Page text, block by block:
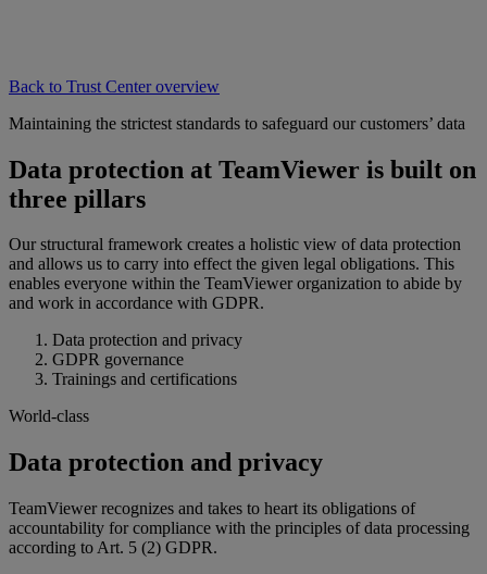
Back to Trust Center overview
Maintaining the strictest standards to safeguard our customers’ data
Data protection at TeamViewer is built on
three pillars
Our structural framework creates a holistic view of data protection
and allows us to carry into effect the given legal obligations. This
enables everyone within the TeamViewer organization to abide by
and work in accordance with GDPR.
Data protection and privacy
GDPR governance
Trainings and certifications
World-class
Data protection and privacy
TeamViewer recognizes and takes to heart its obligations of
accountability for compliance with the principles of data processing
according to Art. 5 (2) GDPR.